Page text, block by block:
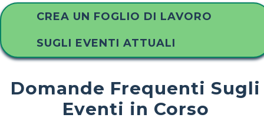
CREA UN FOGLIO DI LAVORO
SUGLI EVENTI ATTUALI
Domande Frequenti Sugli
Eventi in Corso